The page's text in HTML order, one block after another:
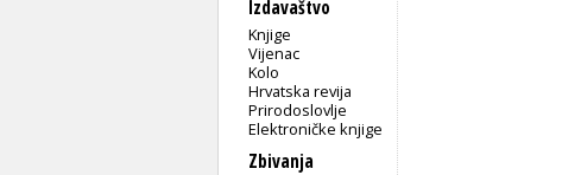
Izdavaštvo
Knjige
Vijenac
Kolo
Hrvatska revija
Prirodoslovlje
Elektroničke knjige
Zbivanja